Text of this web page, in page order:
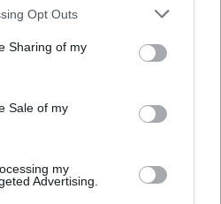
Opt Outs
Sharing of my
Sale of my
my
Advertising.